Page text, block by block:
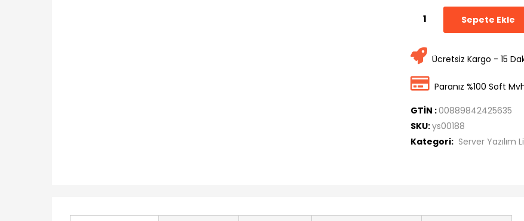
Sepete Ekle
Ücretsiz Kargo - 15
Paranız %100 Soft
GTİN :00889842425635
SKU:ys00188
Kategori: Server Yazılım